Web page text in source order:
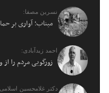
نسرین مصفا:
میناب؛ آواری بر
احمد زیدآبادی:
زورگویی مردم را
دکتر غلامحسین